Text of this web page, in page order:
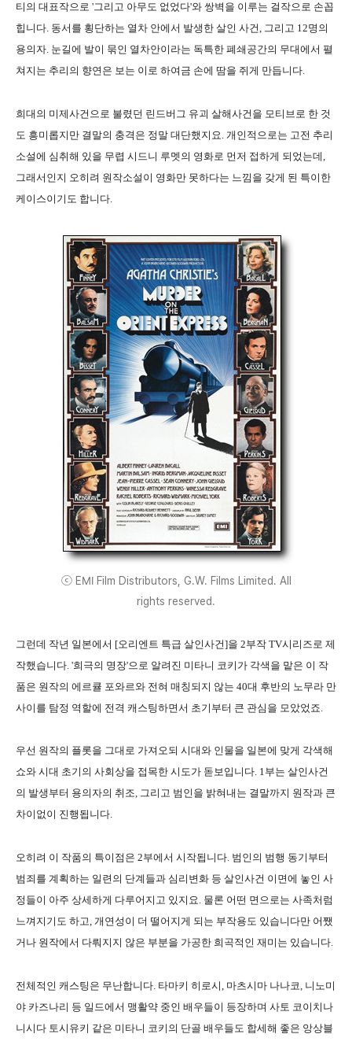
티의 대표작으로 '그리고 아무도 없었다'와 쌍벽을 이루는 걸작으로 손꼽
힙니다. 동서를 횡단하는 열차 안에서 발생한 살인 사건, 그리고 12명의
용의자. 눈길에 발이 묶인 열차안이라는 독특한 폐쇄공간의 무대에서 펼
쳐지는 추리의 향연은 보는 이로 하여금 손에 땀을 쥐게 만듭니다.
희대의 미제사건으로 불렸던 린드버그 유괴 살해사건을 모티브로 한 것
도 흥미롭지만 결말의 충격은 정말 대단했지요. 개인적으로는 고전 추리
소설에 심취해 있을 무렵 시드니 루멧의 영화로 먼저 접하게 되었는데,
그래서인지 오히려 원작소설이 영화만 못하다는 느낌을 갖게 된 특이한
케이스이기도 합니다.
ⓒ EMI Film Distributors, G.W. Films Limited. All
rights reserved.
그런데 작년 일본에서 [오리엔트 특급 살인사건]을 2부작 TV시리즈로 제
작했습니다. '희극의 명장'으로 알려진 미타니 코키가 각색을 맡은 이 작
품은 원작의 에르큘 포와르와 전혀 매칭되지 않는 40대 후반의 노무라 만
사이를 탐정 역할에 전격 캐스팅하면서 초기부터 큰 관심을 모았었죠.
우선 원작의 플롯을 그대로 가져오되 시대와 인물을 일본에 맞게 각색해
쇼와 시대 초기의 사회상을 접목한 시도가 돋보입니다. 1부는 살인사건
의 발생부터 용의자의 취조, 그리고 범인을 밝혀내는 결말까지 원작과 큰
차이없이 진행됩니다.
오히려 이 작품의 특이점은 2부에서 시작됩니다. 범인의 범행 동기부터
범죄를 계획하는 일련의 단계들과 심리변화 등 살인사건 이면에 놓인 사
정들이 아주 상세하게 다루어지고 있지요. 물론 어떤 면으로는 사족처럼
느껴지기도 하고, 개연성이 더 떨어지게 되는 부작용도 있습니다만 어쨌
거나 원작에서 다뤄지지 않은 부분을 가공한 희곡적인 재미는 있습니다.
전체적인 캐스팅은 무난합니다. 타마키 히로시, 마츠시마 나나코, 니노미
야 카즈나리 등 일드에서 맹활약 중인 배우들이 등장하며 사토 코이치나
니시다 토시유키 같은 미타니 코키의 단골 배우들도 합세해 좋은 앙상블